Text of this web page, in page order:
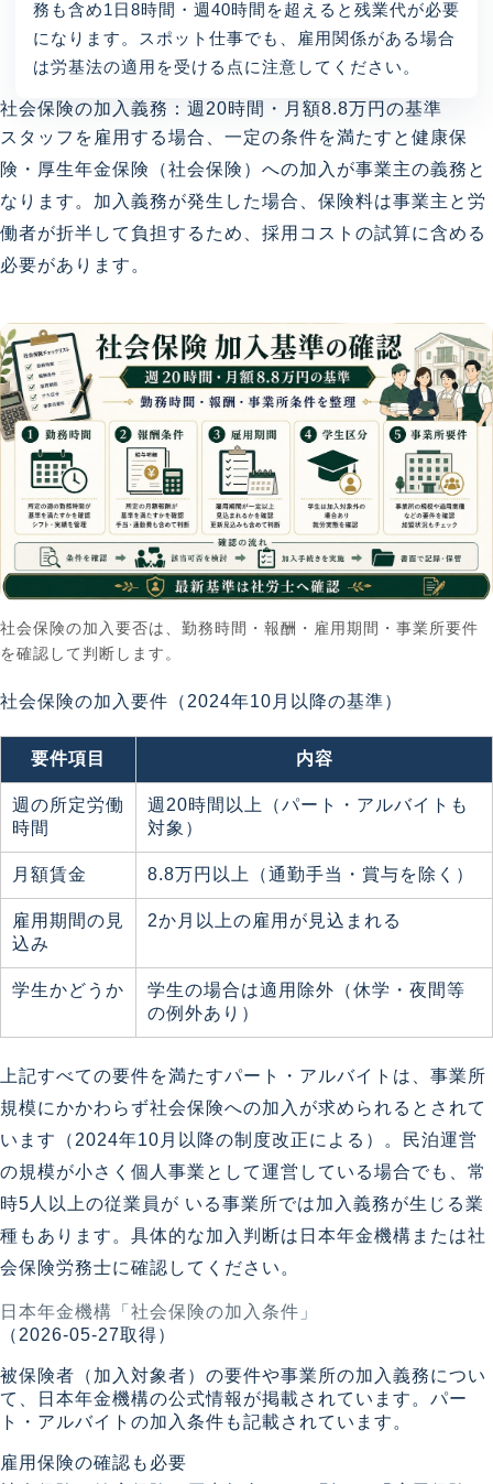
務も含め1日8時間・週40時間を超えると残業代が必要
になります。スポット仕事でも、雇用関係がある場合
は労基法の適用を受ける点に注意してください。
社会保険の加入義務：週20時間・月額8.8万円の基準
スタッフを雇用する場合、一定の条件を満たすと健康保
険・厚生年金保険（社会保険）への加入が事業主の義務と
なります。加入義務が発生した場合、保険料は事業主と労
働者が折半して負担するため、採用コストの試算に含める
必要があります。
社会保険の加入要否は、勤務時間・報酬・雇用期間・事業所要件
を確認して判断します。
社会保険の加入要件（2024年10月以降の基準）
要件項目 内容
週の所定労働
時間
週20時間以上（パート・アルバイトも
対象）
月額賃金 8.8万円以上（通勤手当・賞与を除く）
雇用期間の見
込み
2か月以上の雇用が見込まれる
学生かどうか
学生の場合は適用除外（休学・夜間等
の例外あり）
上記すべての要件を満たすパート・アルバイトは、事業所
規模にかかわらず社会保険への加入が求められるとされて
います（2024年10月以降の制度改正による）。民泊運営
の規模が小さく個人事業として運営している場合でも、常
時5人以上の従業員が いる事業所では加入義務が生じる業
種もあります。具体的な加入判断は日本年金機構または社
会保険労務士に確認してください。
日本年金機構「社会保険の加入条件」
（2026-05-27取得）
被保険者（加入対象者）の要件や事業所の加入義務につい
て、日本年金機構の公式情報が掲載されています。パー
ト・アルバイトの加入条件も記載されています。
雇用保険の確認も必要